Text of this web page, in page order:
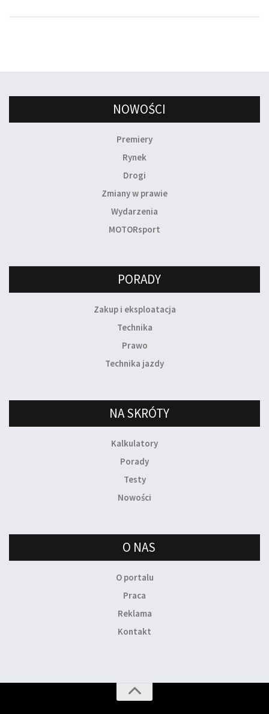
NOWOŚCI
Premiery
Rynek
Drogi
Zmiany w prawie
Wydarzenia
MOTORsport
PORADY
Zakup i eksploatacja
Technika
Prawo
Technika jazdy
NA SKRÓTY
Kalkulatory
Porady
Testy
Nowości
O NAS
O portalu
Praca
Reklama
Kontakt